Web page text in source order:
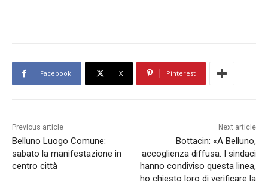
Facebook X Pinterest
Previous article
Belluno Luogo Comune:
sabato la manifestazione in
centro città
Next article
Bottacin: «A Belluno,
accoglienza diffusa. I sindaci
hanno condiviso questa linea,
ho chiesto loro di verificare la